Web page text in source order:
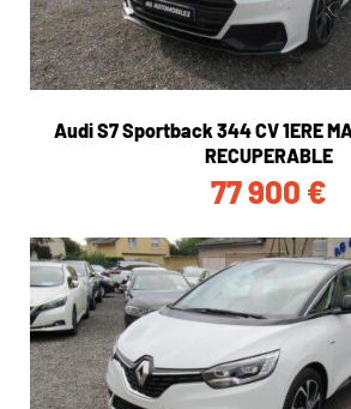
Audi S7 Sportback 344 CV 1ERE
RECUPERABLE
77 900 €